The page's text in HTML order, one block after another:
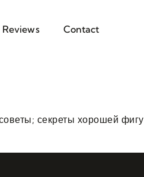
Reviews Contact
секреты хорошей